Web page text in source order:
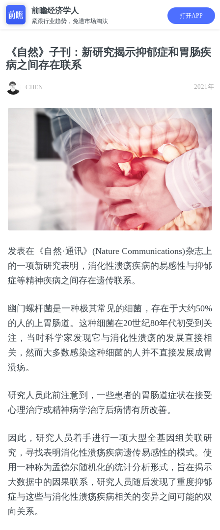
前瞻经济学人
紧跟行业趋势，免遭市场淘汰
打开APP
《自然》子刊：新研究揭示抑郁症和胃肠疾
病之间存在联系
CHEN 2021年
发表在《自然·通讯》(Nature Communications)杂志上
的一项新研究表明，消化性溃疡疾病的易感性与抑郁
症等精神疾病之间存在遗传联系。
幽门螺杆菌是一种极其常见的细菌，存在于大约50%
的人的上胃肠道。这种细菌在20世纪80年代初受到关
注，当时科学家发现它与消化性溃疡的发展直接相
关，然而大多数感染这种细菌的人并不直接发展成胃
溃疡。
研究人员此前注意到，一些患者的胃肠道症状在接受
心理治疗或精神病学治疗后病情有所改善。
因此，研究人员着手进行一项大型全基因组关联研
究，寻找表明消化性溃疡疾病遗传易感性的模式。使
用一种称为孟德尔随机化的统计分析形式，旨在揭示
大数据中的因果联系，研究人员随后发现了重度抑郁
症与这些与消化性溃疡疾病相关的变异之间可能的双
向关系。